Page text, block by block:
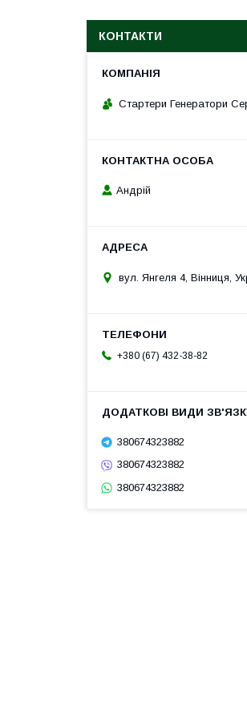
КОНТАКТИ
Стартери Генератори
Андрій
вул. Янгеля 4, Вінниця,
+380 (67) 432-38-82
380674323882
380674323882
380674323882